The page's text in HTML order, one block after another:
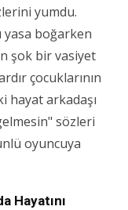
yumdu.
yasa boğarken
şok bir vasiyet
çocuklarının
hayat arkadaşı
sözleri
oyuncuya
Hayatını